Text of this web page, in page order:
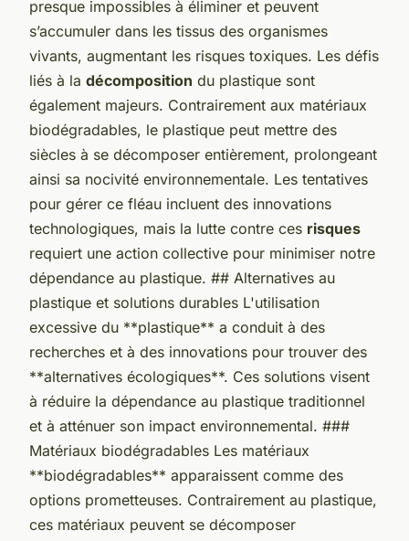
presque impossibles à éliminer et peuvent
s’accumuler dans les tissus des organismes
vivants, augmentant les risques toxiques. Les défis
liés à la décomposition du plastique sont
également majeurs. Contrairement aux matériaux
biodégradables, le plastique peut mettre des
siècles à se décomposer entièrement, prolongeant
ainsi sa nocivité environnementale. Les tentatives
pour gérer ce fléau incluent des innovations
technologiques, mais la lutte contre ces risques
requiert une action collective pour minimiser notre
dépendance au plastique. ## Alternatives au
plastique et solutions durables L'utilisation
excessive du **plastique** a conduit à des
recherches et à des innovations pour trouver des
**alternatives écologiques**. Ces solutions visent
à réduire la dépendance au plastique traditionnel
et à atténuer son impact environnemental. ###
Matériaux biodégradables Les matériaux
**biodégradables** apparaissent comme des
options prometteuses. Contrairement au plastique,
ces matériaux peuvent se décomposer